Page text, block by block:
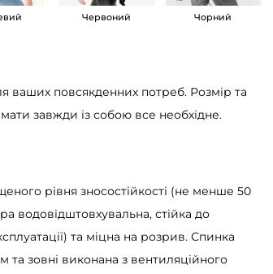
Червоний Чорний
ваших повсякденних потреб. Розмір та
завжди із собою все необхідне.
рівня зносостійкості (не менше 50
водовідштовхувальна, стійка до
та міцна на розрив. Спинка
зовні виконана з вентиляційного